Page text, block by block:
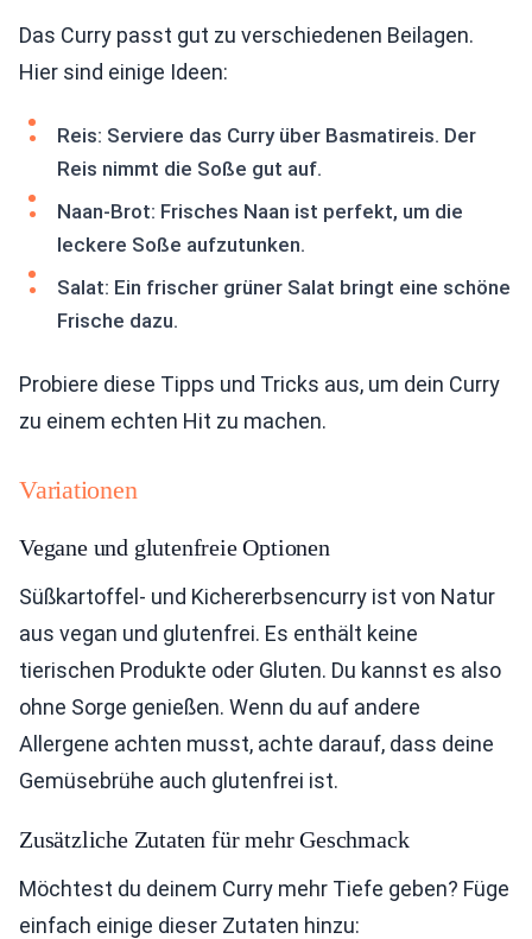
Das Curry passt gut zu verschiedenen Beilagen.
Hier sind einige Ideen:
Reis: Serviere das Curry über Basmatireis. Der
Reis nimmt die Soße gut auf.
Naan-Brot: Frisches Naan ist perfekt, um die
leckere Soße aufzutunken.
Salat: Ein frischer grüner Salat bringt eine schöne
Frische dazu.
Probiere diese Tipps und Tricks aus, um dein Curry
zu einem echten Hit zu machen.
Variationen
Vegane und glutenfreie Optionen
Süßkartoffel- und Kichererbsencurry ist von Natur
aus vegan und glutenfrei. Es enthält keine
tierischen Produkte oder Gluten. Du kannst es also
ohne Sorge genießen. Wenn du auf andere
Allergene achten musst, achte darauf, dass deine
Gemüsebrühe auch glutenfrei ist.
Zusätzliche Zutaten für mehr Geschmack
Möchtest du deinem Curry mehr Tiefe geben? Füge
einfach einige dieser Zutaten hinzu: